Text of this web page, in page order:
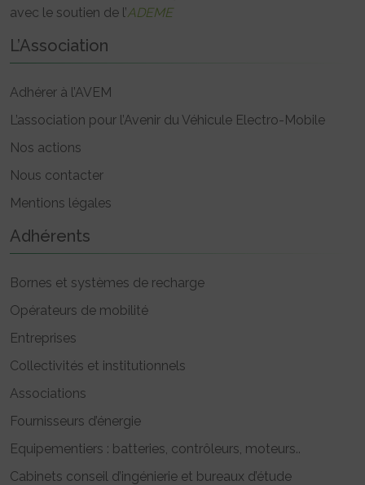
avec le soutien de l’ADEME
L’Association
Adhérer à l’AVEM
L’association pour l’Avenir du Véhicule Electro-Mobile
Nos actions
Nous contacter
Mentions légales
Adhérents
Bornes et systèmes de recharge
Opérateurs de mobilité
Entreprises
Collectivités et institutionnels
Associations
Fournisseurs d’énergie
Equipementiers : batteries, contrôleurs, moteurs..
Cabinets conseil d’ingénierie et bureaux d’étude